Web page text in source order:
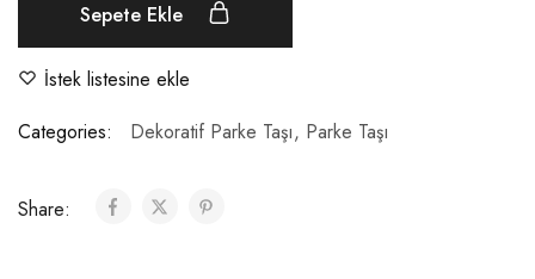
Sepete Ekle
İstek listesine ekle
Categories:
Dekoratif Parke Taşı, Parke Taşı
Share: